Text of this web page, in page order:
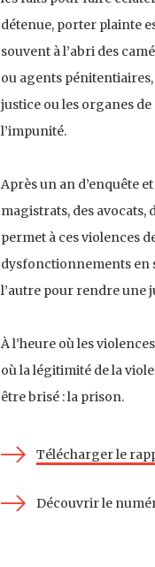
détenue, porter plainte
souvent à l’abri des
ou agents
justice ou les organes
l’impunité.
Après un an d’enquête
magistrats, des avocats,
permet à ces violences
dysfonctionnements en
l’autre pour rendre une
À l’heure où les
où la légitimité de la
être brisé : la prison.
Télécharger le
Découvrir le